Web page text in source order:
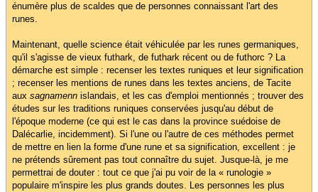
énumère plus de scaldes que de personnes connaissant l'art des
runes.
Maintenant, quelle science était véhiculée par les runes germaniques,
qu'il s'agisse de vieux futhark, de futhark récent ou de futhorc ? La
démarche est simple : recenser les textes runiques et leur signification
; recenser les mentions de runes dans les textes anciens, de Tacite
aux sagnamenn islandais, et les cas d'emploi mentionnés ; trouver des
études sur les traditions runiques conservées jusqu'au début de
l'époque moderne (ce qui est le cas dans la province suédoise de
Dalécarlie, incidemment). Si l'une ou l'autre de ces méthodes permet
de mettre en lien la forme d'une rune et sa signification, excellent : je
ne prétends sûrement pas tout connaître du sujet. Jusque-là, je me
permettrai de douter : tout ce que j'ai pu voir de la « runologie »
populaire m'inspire les plus grands doutes. Les personnes les plus